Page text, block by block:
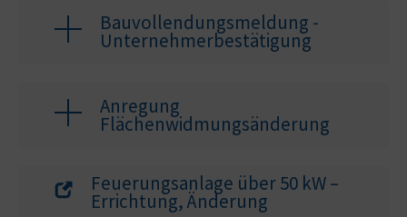
Bauvollendungsmeldung -
Unternehmerbestätigung
Anregung
Flächenwidmungsänderung
Feuerungsanlage über 50 kW –
Errichtung, Änderung